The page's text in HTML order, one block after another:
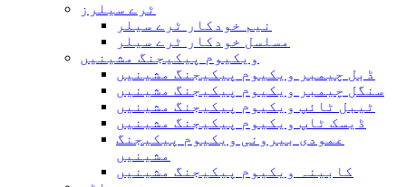
ٹرے سیلرز
نیم خودکار ٹرے سیلر
مسلسل خودکار ٹرے سیلر
ویکیوم پیکیجنگ مشینیں
ڈبل چیمبر ویکیوم پیکیجنگ مشینیں
سنگل چیمبر ویکیوم پیکیجنگ مشینیں
ٹیبل ٹائپ ویکیوم پیکیجنگ مشینیں
ڈیسک ٹاپ ویکیوم پیکیجنگ مشینیں
عمودی بیرونی ویکیوم پیکیجنگ
مشینیں
کابینہ ویکیوم پیکیجنگ مشینیں